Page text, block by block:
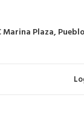
Marina Plaza,